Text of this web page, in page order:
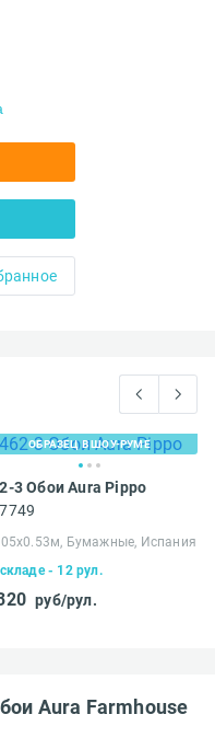
ОБРАЗЕЦ В ШОУ-РУМЕ
3 Обои Aura Pippo
Бумажные, Испания
- 12 рул.
руб/рул.
Aura Farmhouse